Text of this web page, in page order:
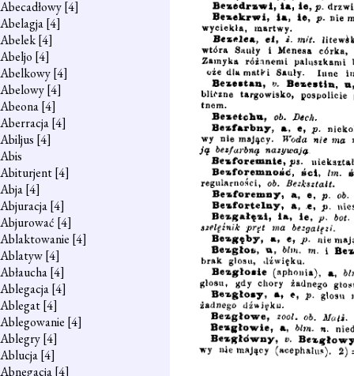
Abecadłowy[4]
Abelagja[4]
Abelek[4]
Abeljo [4]
Abelkowy[4]
Abelowy[4]
Abeona[4]
Aberracja[4]
Abiljus [4]
Abis
Abiturjent[4]
Abja[4]
Abjuracja[4]
Abjurować [4]
Ablaktowanie [4]
Ablatyw[4]
Abłaucha[4]
Ablegacja[4]
Ablegat[4]
Ablegowanie [4]
Ablegry[4]
Ablucja[4]
Abnegacja[4]